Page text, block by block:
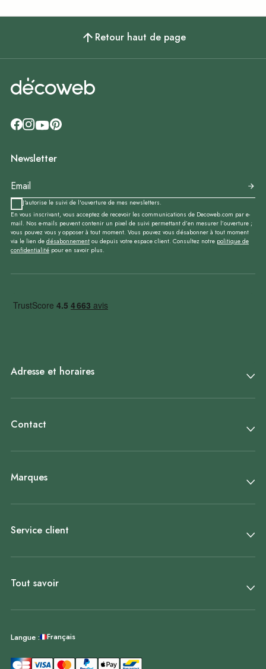
Retour haut de page
Newsletter
J'autorise le suivi de l'ouverture de mes newsletters.
En vous inscrivant, vous acceptez de recevoir les communications de Decoweb.com par e-
mail. Nos e-mails peuvent contenir un pixel de suivi permettant d’en mesurer l’ouverture ;
vous pouvez vous y opposer à tout moment. Vous pouvez vous désabonner à tout moment
via le lien de désabonnement ou depuis votre espace client. Consultez notre politique de
confidentialité pour en savoir plus.
Adresse et horaires
Contact
Marques
Service client
Tout savoir
Langue : Français